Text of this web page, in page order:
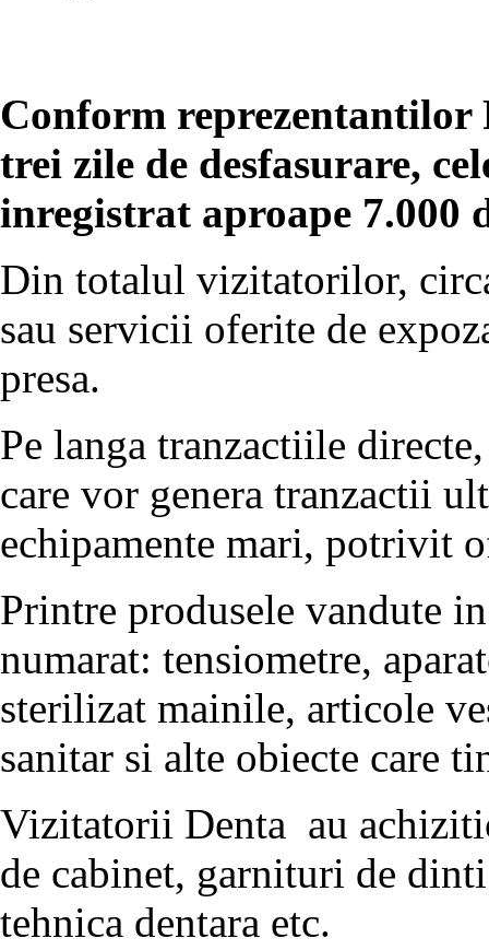
Conform reprezentantilor
trei zile de desfasurare,
inregistrat aproape 7.000
Din totalul vizitatorilor,
sau servicii oferite de
presa.
Pe langa tranzactiile
care vor genera tranzactii
echipamente mari, potrivit
Printre produsele vandute
numarat: tensiometre,
sterilizat mainile, articole
sanitar si alte obiecte care
Vizitatorii Denta au
de cabinet, garnituri de
tehnica dentara etc.